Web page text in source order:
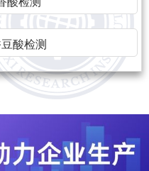
酸检测